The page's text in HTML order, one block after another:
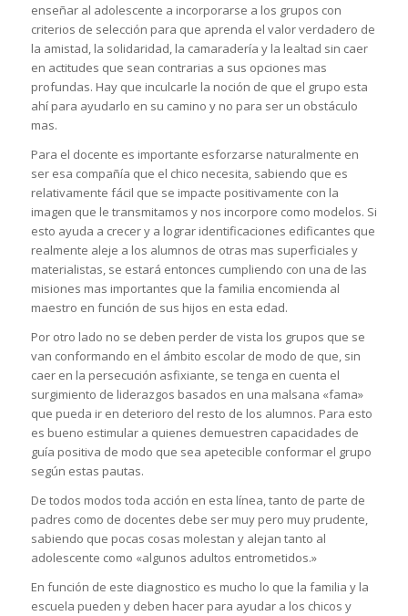
enseñar al adolescente a incorporarse a los grupos con
criterios de selección para que aprenda el valor verdadero de
la amistad, la solidaridad, la camaradería y la lealtad sin caer
en actitudes que sean contrarias a sus opciones mas
profundas. Hay que inculcarle la noción de que el grupo esta
ahí para ayudarlo en su camino y no para ser un obstáculo
mas.
Para el docente es importante esforzarse naturalmente en
ser esa compañía que el chico necesita, sabiendo que es
relativamente fácil que se impacte positivamente con la
imagen que le transmitamos y nos incorpore como modelos. Si
esto ayuda a crecer y a lograr identificaciones edificantes que
realmente aleje a los alumnos de otras mas superficiales y
materialistas, se estará entonces cumpliendo con una de las
misiones mas importantes que la familia encomienda al
maestro en función de sus hijos en esta edad.
Por otro lado no se deben perder de vista los grupos que se
van conformando en el ámbito escolar de modo de que, sin
caer en la persecución asfixiante, se tenga en cuenta el
surgimiento de liderazgos basados en una malsana «fama»
que pueda ir en deterioro del resto de los alumnos. Para esto
es bueno estimular a quienes demuestren capacidades de
guía positiva de modo que sea apetecible conformar el grupo
según estas pautas.
De todos modos toda acción en esta línea, tanto de parte de
padres como de docentes debe ser muy pero muy prudente,
sabiendo que pocas cosas molestan y alejan tanto al
adolescente como «algunos adultos entrometidos.»
En función de este diagnostico es mucho lo que la familia y la
escuela pueden y deben hacer para ayudar a los chicos y